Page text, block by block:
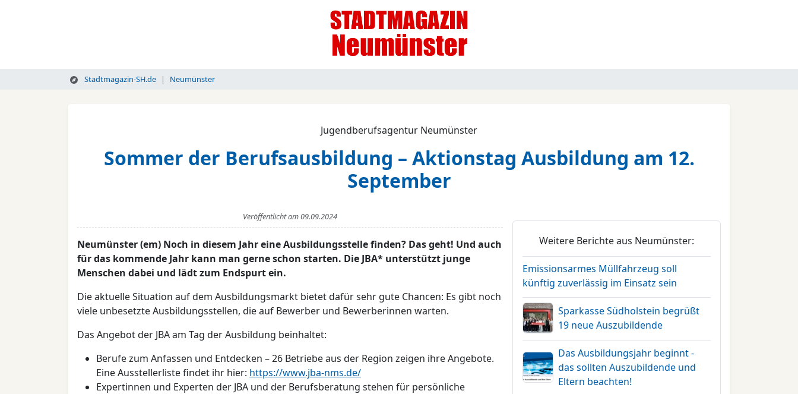
Stadtmagazin-SH.de Neumünster
Jugendberufsagentur Neumünster
Sommer der Berufsausbildung – Aktionstag Ausbildung am 12.
September
Veröffentlicht am09.09.2024
Neumünster (em) Noch in diesem Jahr eine Ausbildungsstelle finden? Das geht! Und auch
für das kommende Jahr kann man gerne schon starten. Die JBA* unterstützt junge
Menschen dabei und lädt zum Endspurt ein.
Die aktuelle Situation auf dem Ausbildungsmarkt bietet dafür sehr gute Chancen: Es gibt noch
viele unbesetzte Ausbildungsstellen, die auf Bewerber und Bewerberinnen warten.
Das Angebot der JBA am Tag der Ausbildung beinhaltet:
Berufe zum Anfassen und Entdecken – 26 Betriebe aus der Region zeigen ihre Angebote.
Eine Ausstellerliste findet ihr hier: https://www.jba-nms.de/
Expertinnen und Experten der JBA und der Berufsberatung stehen für persönliche
Weitere Berichte aus Neumünster:
Emissionsarmes Müllfahrzeug soll
künftig zuverlässig im Einsatz sein
Sparkasse Südholstein begrüßt
19 neue Auszubildende
Das Ausbildungsjahr beginnt -
das sollten Auszubildende und
Eltern beachten!